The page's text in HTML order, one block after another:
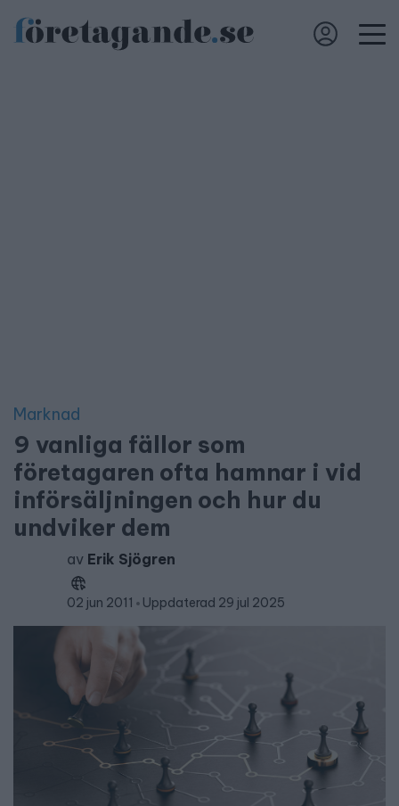
Marknad
9 vanliga fällor som
företagaren ofta hamnar i vid
införsäljningen och hur du
undviker dem
av Erik Sjögren
02 jun 2011 Uppdaterad 29 jul 2025